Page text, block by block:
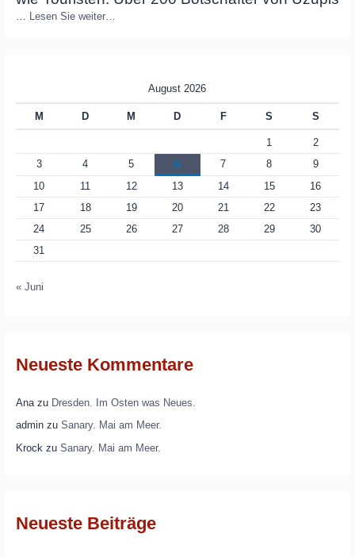
Lesen Sie weiter…
August 2026
M D M D F S S
1
2
3
4 5 6 7 8
9
10
11 12 13 14 15
16
17
18 19 20 21 22
23
24
25 26 27 28 29
30
31
« Juni
Neueste Kommentare
Anazu Dresden. Im Osten was Neues.
adminzu Sanary. Mai am Meer.
Krock zu Sanary. Mai am Meer.
Neueste Beiträge